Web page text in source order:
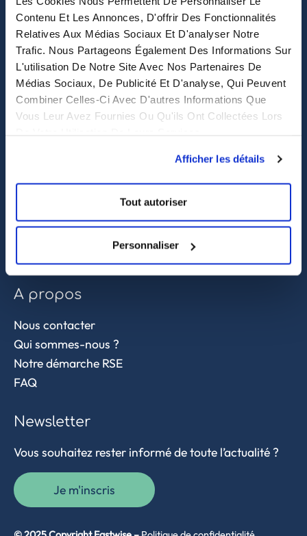
Contenu Et Les Annonces, D'offrir Des Fonctionnalités
Relatives Aux Médias Sociaux Et D'analyser Notre
Trafic. Nous Partageons Également Des Informations Sur
L'utilisation De Notre Site Avec Nos Partenaires De
Médias Sociaux, De Publicité Et D'analyse, Qui Peuvent
Combiner Celles-Ci Avec D'autres Informations Que
Vous Leur Avez Fournies Ou Qu'ils Ont Collectées Lors
Afficher les détails
Tout autoriser
Personnaliser
308 Des Voeux Rd Central – Unit 2607, 26/F
308, Des Voeux Road, Hong Kong
eastwise
Purchasing solutions
Procurement solutions
Services
Sourcing et achat en Asie
Supply chain et approvisionnement
A propos
Nous contacter
Qui sommes-nous ?
Notre démarche RSE
FAQ
Newsletter
Vous souhaitez rester informé de toute l’actualité ?
Je m'inscris